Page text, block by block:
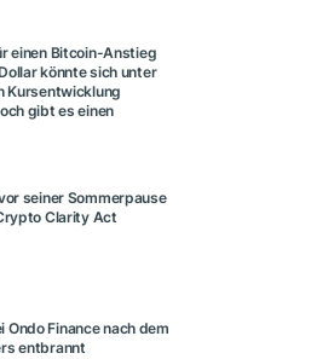
einen Bitcoin-Anstieg
könnte sich unter
Kursentwicklung
gibt es einen
seiner Sommerpause
Clarity Act
Finance nach dem
entbrannt